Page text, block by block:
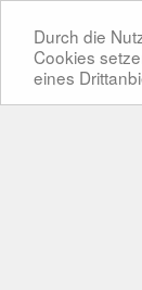
Durch die
Cookies
eines